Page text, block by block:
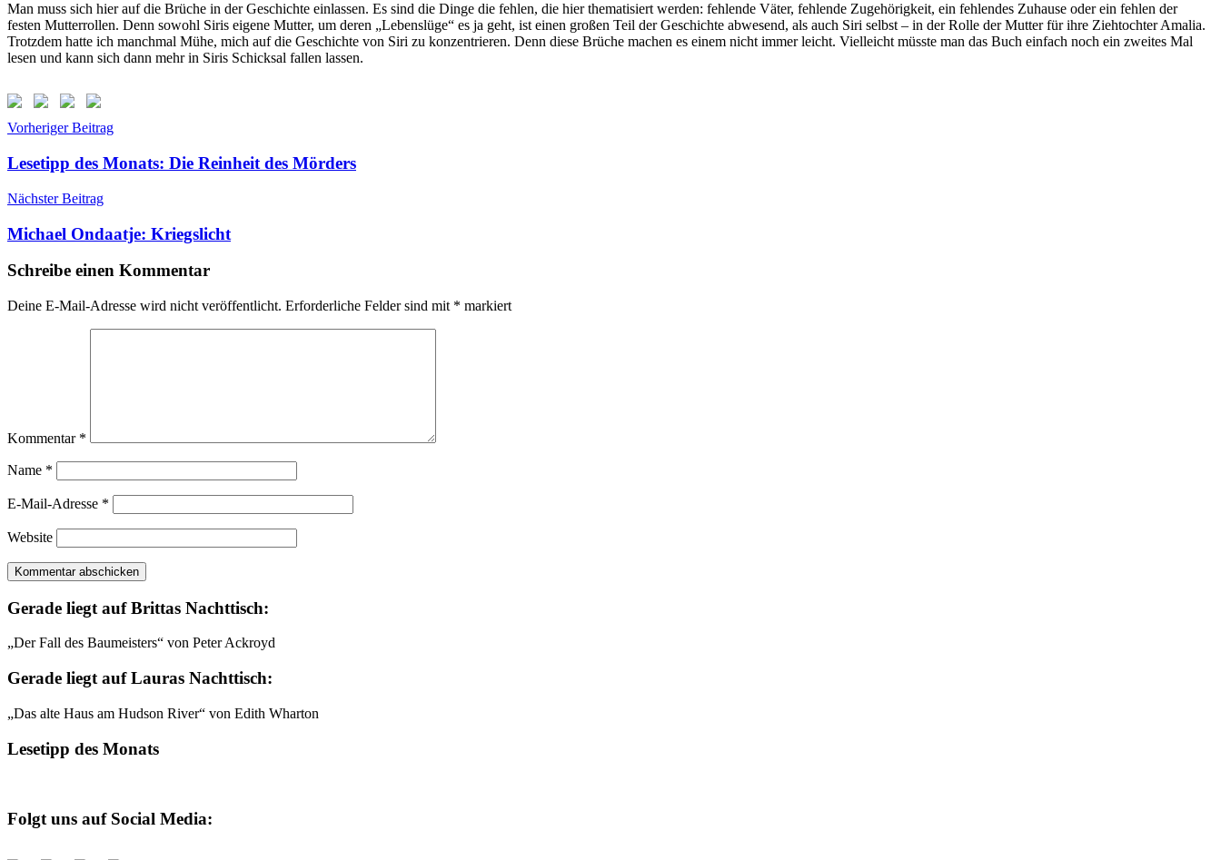
Man muss sich hier auf die Brüche in der Geschichte einlassen. Es sind die Dinge die fehlen, die hier thematisiert werden: fehlende Väter, fehlende Zugehörigkeit, ein fehlendes Zuhause oder ein fehlen der
festen Mutterrollen. Denn sowohl Siris eigene Mutter, um deren „Lebenslüge“ es ja geht, ist einen großen Teil der Geschichte abwesend, als auch Siri selbst – in der Rolle der Mutter für ihre Ziehtochter Amalia.
Trotzdem hatte ich manchmal Mühe, mich auf die Geschichte von Siri zu konzentrieren. Denn diese Brüche machen es einem nicht immer leicht. Vielleicht müsste man das Buch einfach noch ein zweites Mal
lesen und kann sich dann mehr in Siris Schicksal fallen lassen.
Schlagwörter:
Farben
Herbstkind,
Laksmi
Pamuntjak
Literaturfestival
Ullstein
Beitragsnavigation
Vorheriger Beitrag
Lesetipp des Monats: Die Reinheit des Mörders
Nächster Beitrag
Michael Ondaatje: Kriegslicht
Schreibe einen Kommentar
Deine E-Mail-Adresse wird nicht veröffentlicht. Erforderliche Felder sind mit * markiert
Kommentar *
Name *
E-Mail-Adresse *
Website
Gerade liegt auf Brittas Nachttisch:
„Der Fall des Baumeisters“ von Peter Ackroyd
Gerade liegt auf Lauras Nachttisch:
„Das alte Haus am Hudson River“ von Edith Wharton
Lesetipp des Monats
Folgt uns auf Social Media: